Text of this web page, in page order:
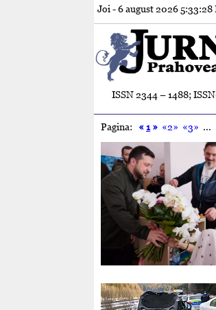
Joi - 6 august 2026 5:33:29
ISSN 2344 – 1488;
Pagina: «1 » «2» «3» ...